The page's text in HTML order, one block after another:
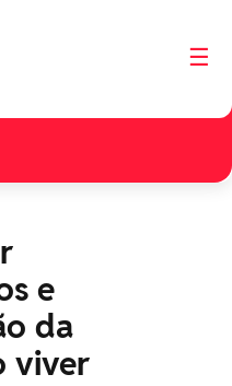
☰
e
da
viver